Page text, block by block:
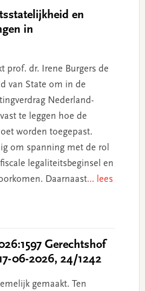
en
in
prof. dr. Irene Burgers de
van State om in de
Nederland-
te leggen hoe de
worden toegepast.
om spanning met de rol
legaliteitsbeginsel en
Daarnaast... lees
Gerechtshof
06-2026, 24/1242
gemaakt. Ten